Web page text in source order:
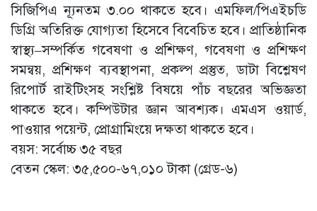
সিজিপিএ ন্যূনতম ৩.০০ থাকতে হবে। এমফিল/পিএইচডি
ডিগ্রি অতিরিক্ত যোগ্যতা হিসেবে বিবেচিত হবে। প্রাতিষ্ঠানিক
স্বাস্থ্য–সম্পর্কিত গবেষণা ও প্রশিক্ষণ, গবেষণা ও প্রশিক্ষণ
সমন্বয়, প্রশিক্ষণ ব্যবস্থাপনা, প্রকল্প প্রস্তুত, ডাটা বিশ্লেষণ
রিপোর্ট রাইটিংসহ সংশ্লিষ্ট বিষয়ে পাঁচ বছরের অভিজ্ঞতা
থাকতে হবে। কম্পিউটার জ্ঞান আবশ্যক। এমএস ওয়ার্ড,
পাওয়ার পয়েন্ট, প্রোগ্রামিংয়ে দক্ষতা থাকতে হবে।
বয়স: সর্বোচ্চ ৩৫ বছর
বেতন স্কেল: ৩৫,৫০০-৬৭,০১০ টাকা (গ্রেড-৬)